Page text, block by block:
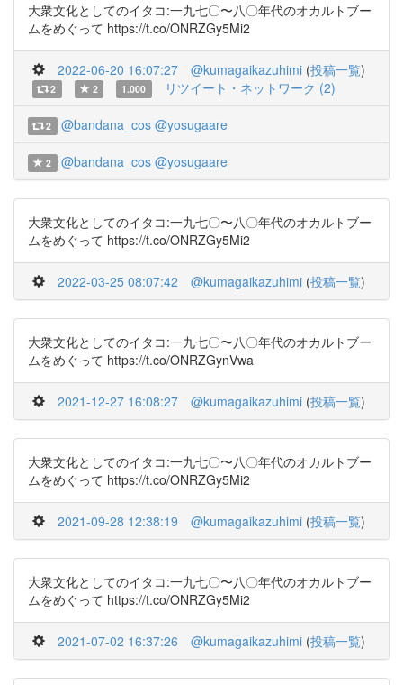
大衆文化としてのイタコ:一九七〇〜八〇年代のオカルトブー
ムをめぐって https://t.co/ONRZGy5Mi2
2022-06-20 16:07:27 @kumagaikazuhimi (投稿一覧)
2 2 1.000 リツイート・ネットワーク (2)
2 @bandana_cos @yosugaare
2 @bandana_cos @yosugaare
大衆文化としてのイタコ:一九七〇〜八〇年代のオカルトブー
ムをめぐって https://t.co/ONRZGy5Mi2
2022-03-25 08:07:42 @kumagaikazuhimi (投稿一覧)
大衆文化としてのイタコ:一九七〇〜八〇年代のオカルトブー
ムをめぐって https://t.co/ONRZGynVwa
2021-12-27 16:08:27 @kumagaikazuhimi (投稿一覧)
大衆文化としてのイタコ:一九七〇〜八〇年代のオカルトブー
ムをめぐって https://t.co/ONRZGy5Mi2
2021-09-28 12:38:19 @kumagaikazuhimi (投稿一覧)
大衆文化としてのイタコ:一九七〇〜八〇年代のオカルトブー
ムをめぐって https://t.co/ONRZGy5Mi2
2021-07-02 16:37:26 @kumagaikazuhimi (投稿一覧)